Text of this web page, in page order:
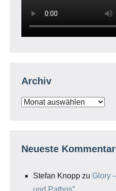
Archiv
Archiv
Neueste
Stefan Knopp zu Glory
und Pathos”